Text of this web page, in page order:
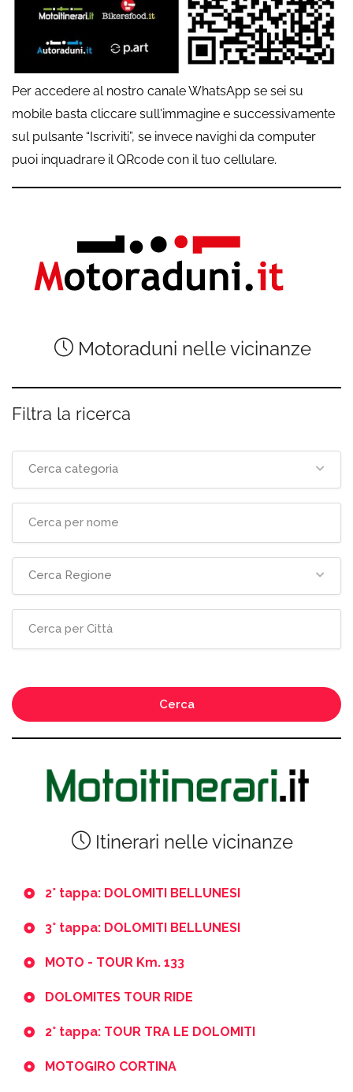
Per accedere al nostro canale WhatsApp se sei su
mobile basta cliccare sull'immagine e successivamente
sul pulsante “Iscriviti”, se invece navighi da computer
puoi inquadrare il QRcode con il tuo cellulare.
Motoraduni nelle vicinanze
Filtra la ricerca
Cerca categoria
Cerca Regione
Cerca
Itinerari nelle vicinanze
2° tappa: DOLOMITI BELLUNESI
3° tappa: DOLOMITI BELLUNESI
MOTO - TOUR Km. 133
DOLOMITES TOUR RIDE
2° tappa: TOUR TRA LE DOLOMITI
MOTOGIRO CORTINA